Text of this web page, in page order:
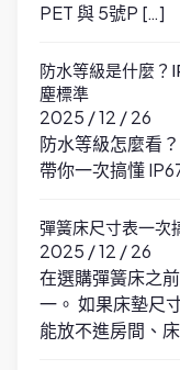
PET 與 5號P […]
防水等級是什麼？
塵標準
2025 / 12 / 26
防水等級怎麼看
帶你一次搞懂
彈簧床尺寸表一次
2025 / 12 / 26
在選購彈簧床之
一。 如果床墊尺
能放不進房間、